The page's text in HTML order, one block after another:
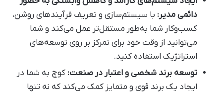
دائمی مدیر: با سیستم‌سازی و تعریف فرآیندهای روشن،
کسب‌وکار شما به‌طور مستقل‌تر عمل می‌کند و شما
می‌توانید از وقت خود برای تمرکز بر روی توسعه‌های
استراتژیک استفاده کنید.
توسعه برند شخصی و اعتبار در صنعت: کوچ به شما در
ایجاد یک برند قوی و متمایز کمک می‌کند که نه تنها